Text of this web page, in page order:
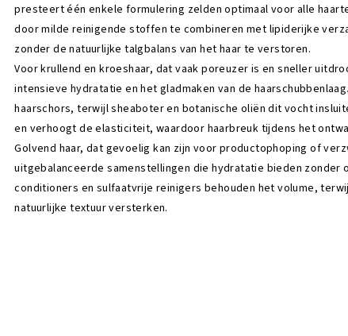
presteert één enkele formulering zelden optimaal voor alle
door milde reinigende stoffen te combineren met lipiderijke
zonder de natuurlijke talgbalans van het haar te verstoren.
Voor krullend en kroeshaar, dat vaak poreuzer is en sneller
intensieve hydratatie en het gladmaken van de
haarschors, terwijl sheaboter en botanische oliën dit vocht
en verhoogt de elasticiteit, waardoor haarbreuk tijdens het
Golvend haar, dat gevoelig kan zijn voor productophoping of
uitgebalanceerde samenstellingen die hydratatie bieden
conditioners en sulfaatvrije reinigers behouden het volume,
natuurlijke textuur versterken.